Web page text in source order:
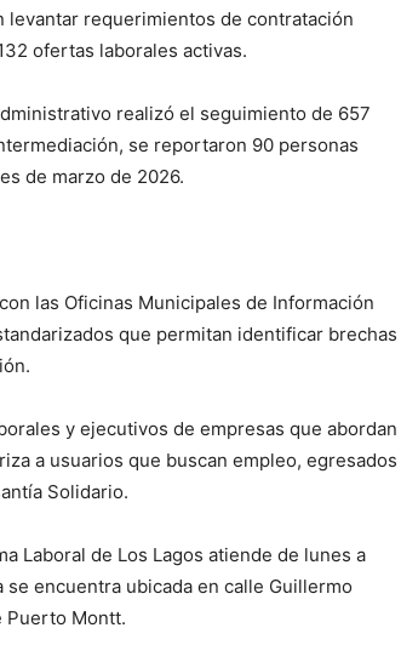
levantar requerimientos de contratación
ofertas laborales activas.
realizó el seguimiento de 657
se reportaron 90 personas
de marzo de 2026.
las Oficinas Municipales de Información
que permitan identificar brechas
y ejecutivos de empresas que abordan
a usuarios que buscan empleo, egresados
Solidario.
Laboral de Los Lagos atiende de lunes a
encuentra ubicada en calle Guillermo
Puerto Montt.